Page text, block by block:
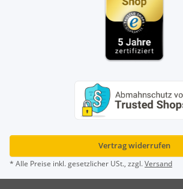
Vertrag widerrufen
* Alle Preise inkl. gesetzlicher USt., zzgl.Versand